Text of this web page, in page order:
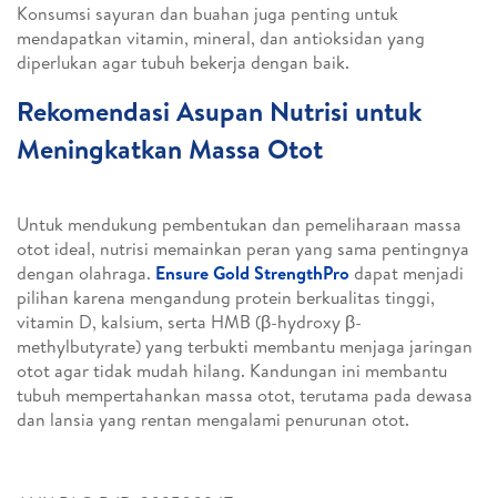
Konsumsi sayuran dan buahan juga penting untuk
mendapatkan vitamin, mineral, dan antioksidan yang
diperlukan agar tubuh bekerja dengan baik.
Rekomendasi Asupan Nutrisi untuk
Meningkatkan Massa Otot
Untuk mendukung pembentukan dan pemeliharaan massa
otot ideal, nutrisi memainkan peran yang sama pentingnya
dengan olahraga. Ensure Gold StrengthPro dapat menjadi
pilihan karena mengandung protein berkualitas tinggi,
vitamin D, kalsium, serta HMB (β-hydroxy β-
methylbutyrate) yang terbukti membantu menjaga jaringan
otot agar tidak mudah hilang. Kandungan ini membantu
tubuh mempertahankan massa otot, terutama pada dewasa
dan lansia yang rentan mengalami penurunan otot.